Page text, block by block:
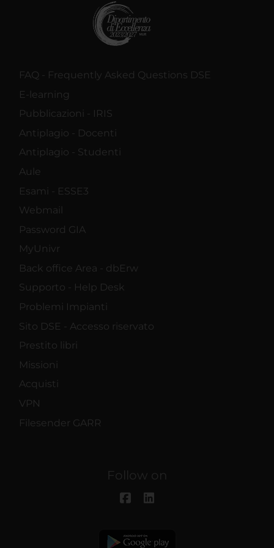
FAQ - Frequently Asked Questions DSE
E-learning
Pubblicazioni - IRIS
Antiplagio - Docenti
Antiplagio - Studenti
Aule
Esami - ESSE3
Webmail
Password GIA
MyUnivr
Back office Area - dbErw
Supporto - Help Desk
Problemi Impianti
Sito DSE - Accesso riservato
Prestito libri
Missioni
Acquisti
VPN
Filesender GARR
Follow on